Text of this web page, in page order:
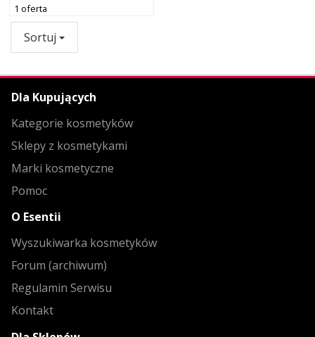
1 oferta
Sortuj
Dla Kupujących
Kategorie kosmetyków
Sklepy z kosmetykami
Marki kosmetyczne
Pomoc
O Esentii
Wyszukiwarka kosmetyków
Forum (archiwum)
Regulamin Serwisu
Kontakt